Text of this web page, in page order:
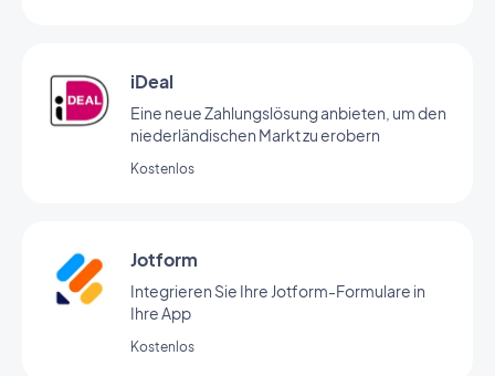
iDeal
Eine neue Zahlungslösung anbieten, um den
niederländischen Markt zu erobern
Kostenlos
Jotform
Integrieren Sie Ihre Jotform-Formulare in
Ihre App
Kostenlos